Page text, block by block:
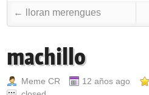
Post navigation
← lloran merengues
machillo
Meme CR 12 años ago